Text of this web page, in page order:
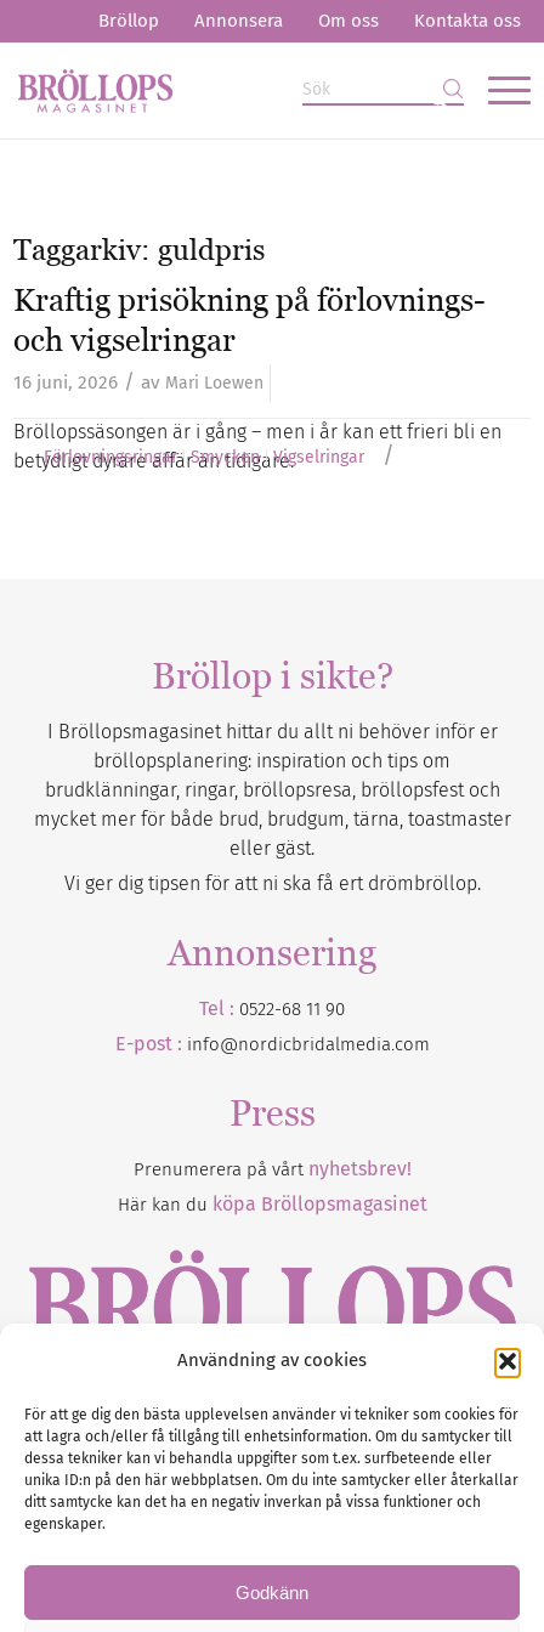
Användning av cookies
För att ge dig den bästa upplevelsen använder vi tekniker som cookies för
att lagra och/eller få tillgång till enhetsinformation. Om du samtycker till
dessa tekniker kan vi behandla uppgifter som t.ex. surfbeteende eller
unika ID:n på den här webbplatsen. Om du inte samtycker eller återkallar
ditt samtycke kan det ha en negativ inverkan på vissa funktioner och
egenskaper.
Godkänn
Bröllop Annonsera Om oss Kontakta oss
Taggarkiv: guldpris
Kraftig prisökning på förlovnings-
och vigselringar
16 juni, 2026 / av Mari Loewen
Bröllopssäsongen är i gång – men i år kan ett frieri bli en
betydligt dyrare affär än tidigare.
Förlovningsringar Smycken Vigselringar /
Bröllop i sikte?
I Bröllopsmagasinet hittar du allt ni behöver inför er
bröllopsplanering: inspiration och tips om
brudklänningar, ringar, bröllopsresa, bröllopsfest och
mycket mer för både brud, brudgum, tärna, toastmaster
eller gäst.
Vi ger dig tipsen för att ni ska få ert drömbröllop.
Annonsering
Tel : 0522-68 11 90
E-post : info@nordicbridalmedia.com
Press
Prenumerera på vårt nyhetsbrev!
Här kan du köpa Bröllopsmagasinet
Gustaf Mattssons väg 2, 451 50 Uddevalla
Tel :0522-68 11 90
E-post:info@nordicbridalmedia.com